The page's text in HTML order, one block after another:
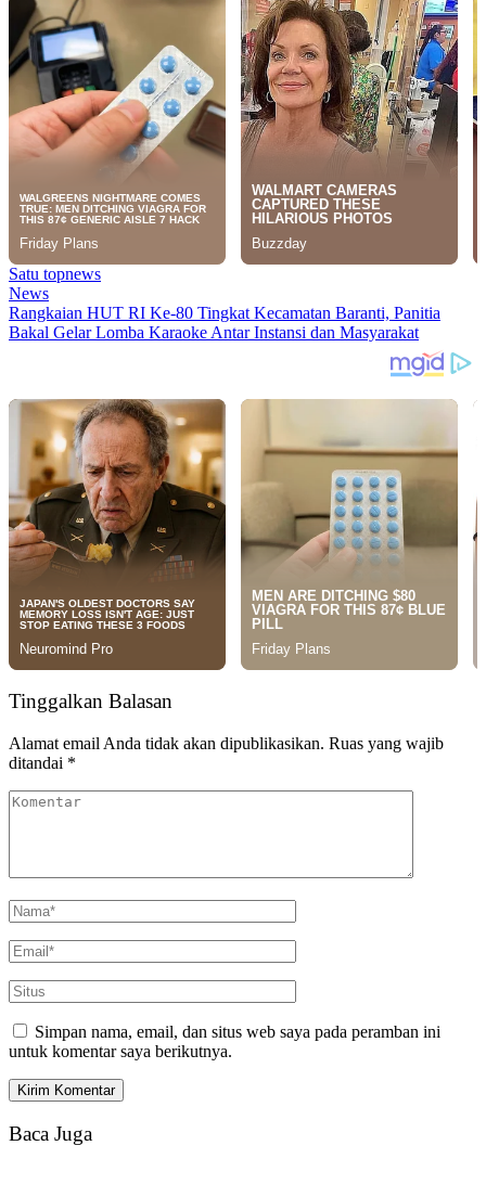
Satu topnews
News
Rangkaian HUT RI Ke-80 Tingkat Kecamatan Baranti, Panitia
Bakal Gelar Lomba Karaoke Antar Instansi dan Masyarakat
Tinggalkan Balasan
Alamat email Anda tidak akan dipublikasikan. Ruas yang wajib
ditandai *
Simpan nama, email, dan situs web saya pada peramban ini
untuk komentar saya berikutnya.
Baca Juga